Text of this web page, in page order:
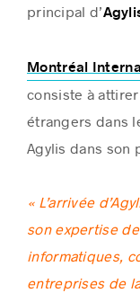
principal d’
Montréal
consiste à
étrangers dans
Agylis dans son
« L’arrivée
son expertise
informatiques,
entreprises de